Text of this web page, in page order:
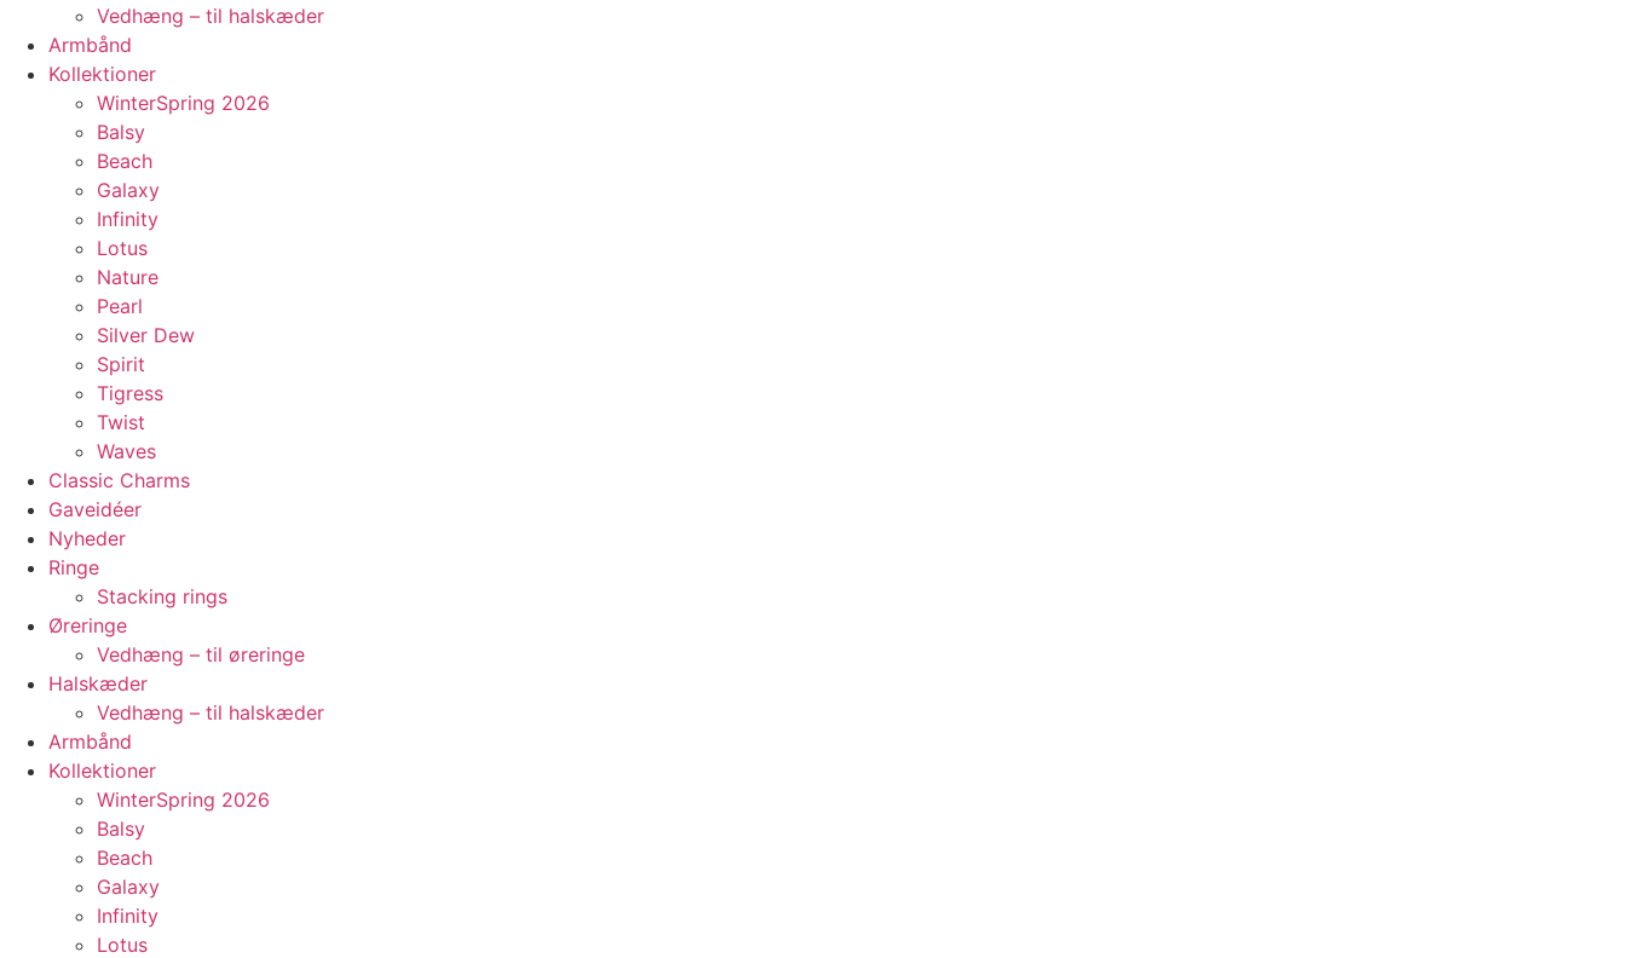
Vedhæng – til halskæder
Armbånd
Kollektioner
WinterSpring 2026
Balsy
Beach
Galaxy
Infinity
Lotus
Nature
Pearl
Silver Dew
Spirit
Tigress
Twist
Waves
Classic Charms
Gaveidéer
Nyheder
Ringe
Stacking rings
Øreringe
Vedhæng – til øreringe
Halskæder
Vedhæng – til halskæder
Armbånd
Kollektioner
WinterSpring 2026
Balsy
Beach
Galaxy
Infinity
Lotus